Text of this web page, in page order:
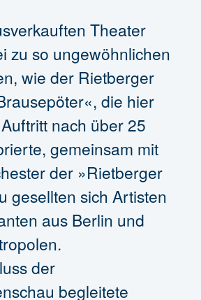
Theater
zu so ungewöhnlichen
wie der Rietberger
die hier
nach über 25
gemeinsam mit
der »Rietberger
gesellten sich Artisten
aus Berlin und
der
begleitete